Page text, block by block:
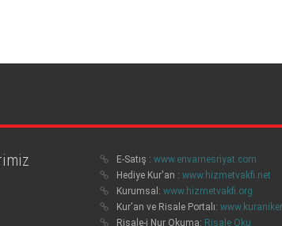
E-Satış : www.envarnesriyat.com
Hediye Kur'an : www.hizmetvakfi.net
Kurumsal: www.hizmetvakfi.org
Kur'an ve Risale Portalı:
Risale-i Nur Okuma: Risale Oku